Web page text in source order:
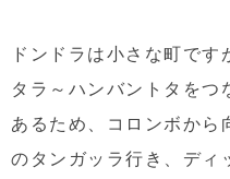
ドンドラは小さな町で
タラ～ハンバントタを
あるため、コロンボから
のタンガッラ行き、ディ